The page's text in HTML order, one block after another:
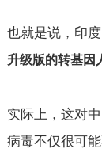
也就是说，印
升级版的转基因
实际上，这对
病毒不仅很可